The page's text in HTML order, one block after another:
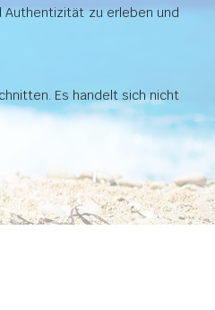
Authentizität zu erleben und
Es handelt sich nicht